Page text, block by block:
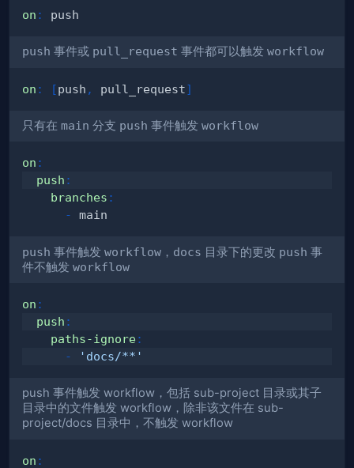
on :
push 事件或 pull_request 事件都可以触发 workflow
on : [push , pull_request]
只有在 main 分支 push 事件触发 workflow
on :
push :
branches :
-
push 事件触发 workflow ， docs 目录下的更改 push 事
件不触发 workflow
on :
push :
paths-ignore:
-
'docs/**'
push 事件触发 workflow，包括 sub-project 目录或其子
目录中的文件触发 workflow，除非该文件在 sub-
project/docs 目录中，不触发 workflow
on :